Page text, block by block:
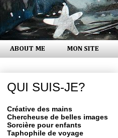
ABOUT ME MON SITE
QUI SUIS-JE?
Créative des mains
Chercheuse de belles images
Sorcière pour enfants
Taphophile de voyage